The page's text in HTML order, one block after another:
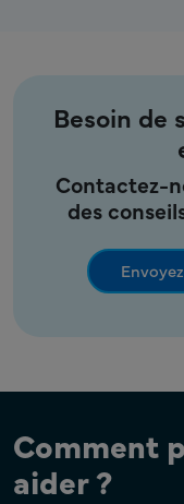
Besoin de
Contactez-
des
Comment
aider ?